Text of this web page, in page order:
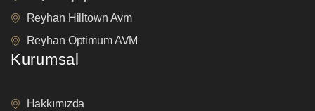
Reyhan Hilltown Avm
Reyhan Optimum AVM
Kurumsal
Hakkımızda